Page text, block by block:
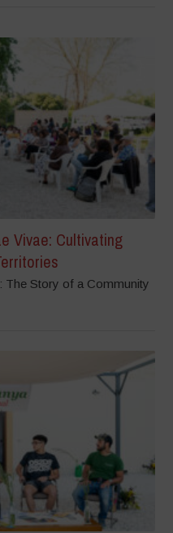
Vivae: Cultivating
The Story of a Community